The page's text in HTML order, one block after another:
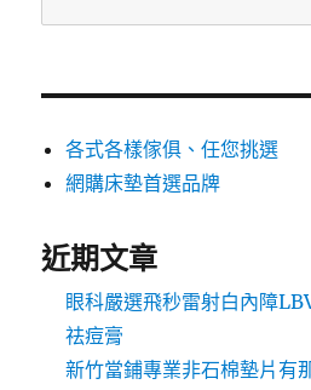
各式各樣傢俱、任您挑選
網購床墊首選品牌
近期文章
眼科嚴選飛秒雷射白內障
祛痘膏
新竹當鋪專業非石棉墊片有